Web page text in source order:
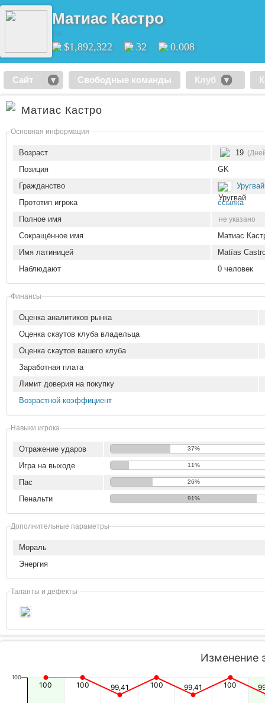
Матиас Кастро
GK
$1,892,322 32 0.008
Сайт Свободные команды Клуб
Матиас Кастро
Основная информация
Возраст 19
Позиция
GK
Гражданство
Уругвай
Прототип игрока
ссылка
Полное имя
не указано
Сокращённое имя
Матиас
Имя латиницей
Matías
Наблюдают
0 человек
Финансы
Оценка аналитиков рынка
Оценка скаутов клуба владельца
Оценка скаутов вашего клуба
Заработная плата
Лимит доверия на покупку
Возрастной коэффициент
Навыки игрока
Отражение ударов 37%
Игра на выходе 11%
Пас 26%
Пенальти 91%
Дополнительные параметры
Мораль
Энергия
Таланты и дефекты
Изменение
100 100 99,41 100 99,41 100
100